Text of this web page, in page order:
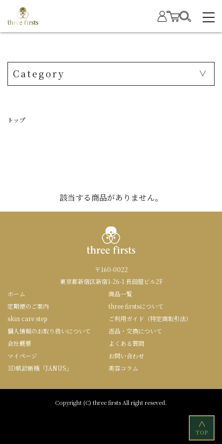
Category
トップ
該当する商品がありません。
〒160-0022
東京都新宿区新宿1-26-1 長田屋ビル2F
ホーム
商品一覧
定期便のご案内
three firstsについて
skin care step
ご利用ガイド（特定商取引法）
個人情報のお取り扱いについて
返品・交換について
会社概要
よくある質問
マイページ
お問い合わせ
3D肌診断機「JANUS」
美容コラム
Copyright (C) three firsts All right reseved.
<
TOP